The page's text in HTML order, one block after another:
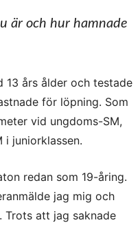
är och hur hamnade
års ålder och testade
för löpning. Som
vid ungdoms-SM,
i juniorklassen.
redan som 19-åring.
jag mig och
Trots att jag saknade